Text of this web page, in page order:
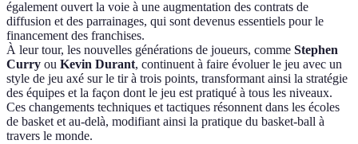
également ouvert la voie à une augmentation des contrats de
diffusion et des parrainages, qui sont devenus essentiels pour le
financement des franchises.
À leur tour, les nouvelles générations de joueurs, comme Stephen
Curry ou Kevin Durant, continuent à faire évoluer le jeu avec un
style de jeu axé sur le tir à trois points, transformant ainsi la stratégie
des équipes et la façon dont le jeu est pratiqué à tous les niveaux.
Ces changements techniques et tactiques résonnent dans les écoles
de basket et au-delà, modifiant ainsi la pratique du basket-ball à
travers le monde.